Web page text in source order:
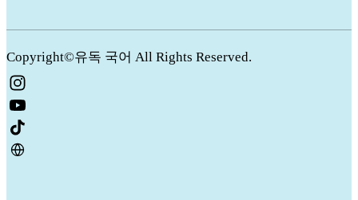
Copyright©유독 국어 All Rights Reserved.